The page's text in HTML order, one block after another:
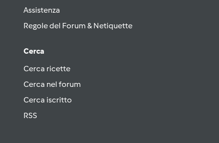
Assistenza
Regole del Forum & Netiquette
Cerca
Cerca ricette
Cerca nel forum
Cerca iscritto
RSS